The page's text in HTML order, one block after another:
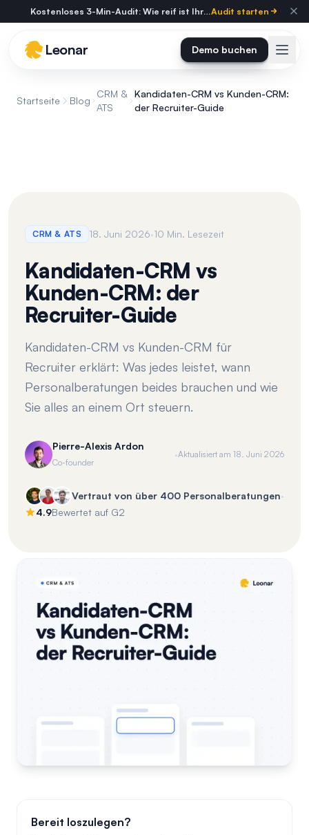
Skip to main content Kostenloses 3-Min-Audit: Wie reif ist Ihre Personalberatung?Audit starten
Leonar Demo buchen
Startseite Blog
CRM &
ATS
Kandidaten-CRM vs Kunden-CRM:
der Recruiter-Guide
CRM & ATS 18. Juni 2026·10 Min. Lesezeit
Kandidaten-CRM vs
Kunden-CRM: der
Recruiter-Guide
Kandidaten-CRM vs Kunden-CRM für
Recruiter erklärt: Was jedes leistet, wann
Personalberatungen beides brauchen und wie
Sie alles an einem Ort steuern.
Pierre-Alexis Ardon
Co-founder
·Aktualisiert am 18. Juni 2026
Vertraut von über 400 Personalberatungen·
4.9Bewertet auf G2
Bereit loszulegen?